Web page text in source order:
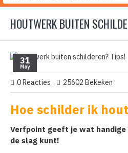
HOUTWERK BUITEN
31
May
0 Reacties 25602 Bekeken
Hoe schilder ik
Verfpoint geeft je wat
de slag kunt!